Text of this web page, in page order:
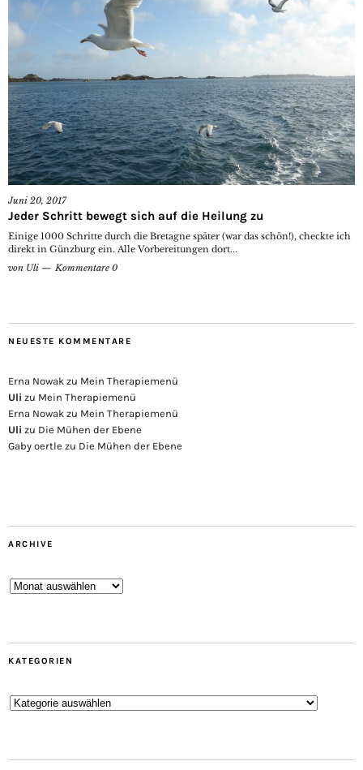
Juni 20, 2017
Jeder Schritt bewegt sich auf die Heilung zu
Einige 1000 Schritte durch die Bretagne später (war das schön!), checkte ich
direkt in Günzburg ein. Alle Vorbereitungen dort...
von Uli Kommentare 0
NEUESTE KOMMENTARE
Erna Nowak zu Mein Therapiemenü
Uli zu Mein Therapiemenü
Erna Nowak zu Mein Therapiemenü
Uli zu Die Mühen der Ebene
Gaby oertle zu Die Mühen der Ebene
ARCHIVE
Archive
KATEGORIEN
Kategorien